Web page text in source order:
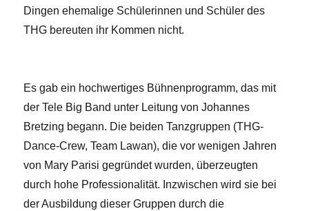
Dingen ehemalige Schülerinnen und Schüler des
THG bereuten ihr Kommen nicht.
Es gab ein hochwertiges Bühnenprogramm, das mit
der Tele Big Band unter Leitung von Johannes
Bretzing begann. Die beiden Tanzgruppen (THG-
Dance-Crew, Team Lawan), die vor wenigen Jahren
von Mary Parisi gegründet wurden, überzeugten
durch hohe Professionalität. Inzwischen wird sie bei
der Ausbildung dieser Gruppen durch die